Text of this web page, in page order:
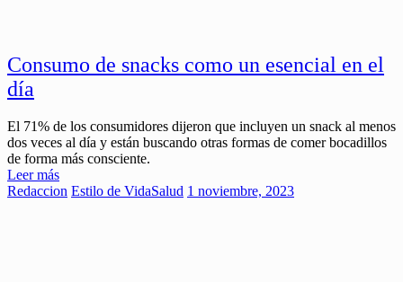
Consumo de snacks como un esencial en el
día
El 71% de los consumidores dijeron que incluyen un snack al menos
dos veces al día y están buscando otras formas de comer bocadillos
de forma más consciente.
Leer más
Redaccion Estilo de VidaSalud 1 noviembre, 2023